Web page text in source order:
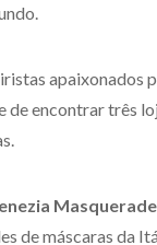
apaixonados
de encontrar três
de máscaras da